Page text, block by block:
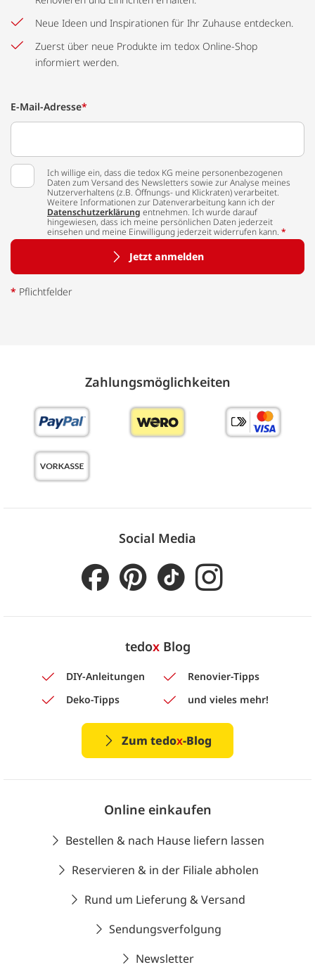
Neue Ideen und Inspirationen für Ihr Zuhause entdecken.
Zuerst über neue Produkte im tedox Online-Shop
informiert werden.
E-Mail-Adresse*
Ich willige ein, dass die tedox KG meine personenbezogenen
Daten zum Versand des Newsletters sowie zur Analyse meines
Nutzerverhaltens (z.B. Öffnungs- und Klickraten) verarbeitet.
Weitere Informationen zur Datenverarbeitung kann ich der
Datenschutzerklärung entnehmen. Ich wurde darauf
hingewiesen, dass ich meine persönlichen Daten jederzeit
einsehen und meine Einwilligung jederzeit widerrufen kann. *
Jetzt anmelden
* Pflichtfelder
Zahlungs­möglich­keiten
Social Media
tedoxBlog
DIY-Anleitungen
Renovier-Tipps
Deko-Tipps
und vieles mehr!
Zum tedox-Blog
Online einkaufen
Bestellen & nach Hause liefern lassen
Reservieren & in der Filiale abholen
Rund um Lieferung & Versand
Sendungsverfolgung
Newsletter